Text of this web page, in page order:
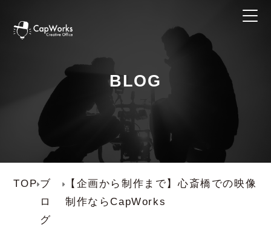
BLOG
TOP ブ
ロ
グ
【企画から制作まで】心斎橋での映像
制作ならCapWorks